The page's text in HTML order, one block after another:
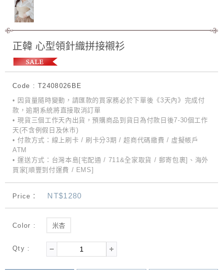
正韓 心型領針織拼接襯衫
Code : T2408026BE
• 因貨量隨時變動，請匯款的買家務必於下單後《3天內》完成付
款，逾期系統將直接取消訂單
• 現貨三個工作天內出貨，預購商品到貨日為付款日後7-30個工作
天(不含例假日及休市)
• 付款方式：線上刷卡 / 刷卡分3期 / 超商代碼繳費 / 虛擬帳戶
ATM
• 運送方式：台灣本島[宅配通 / 711&全家取貨 / 郵寄包裹]、海外
買家[順豐到付運費 / EMS]
Price： NT$1280
Color : 米杏
Qty :